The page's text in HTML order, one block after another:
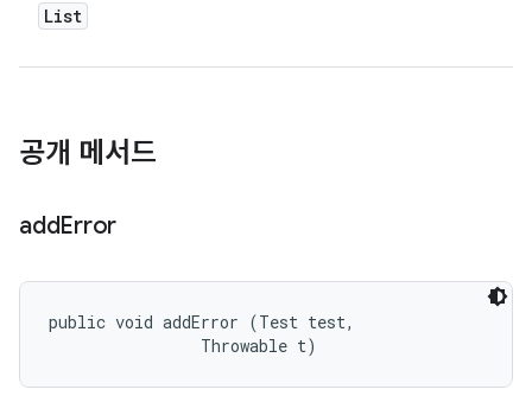
List
공개 메서드
addError
public void addError (Test test,
                Throwable t)